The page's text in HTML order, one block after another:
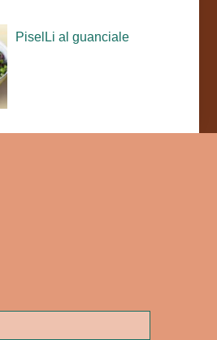
PiselLi al guanciale